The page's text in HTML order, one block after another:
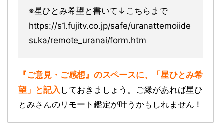
※星ひとみ希望と書いて↓こちらまで
https://s1.fujitv.co.jp/safe/uranattemoiide
suka/remote_uranai/form.html
『ご意見・ご感想』のスペースに、「星ひとみ希
望」と記入 しておきましょう。ご縁があれば星ひ
とみさんのリモート鑑定が叶うかもしれません !